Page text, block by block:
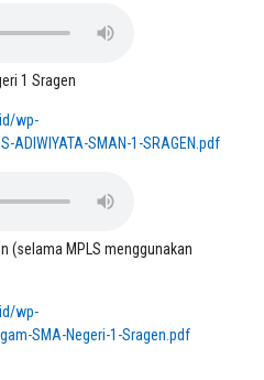
1 Sragen
wp-
SMAN-1-SRAGEN.pdf
(selama MPLS menggunakan
wp-
SMA-Negeri-1-Sragen.pdf